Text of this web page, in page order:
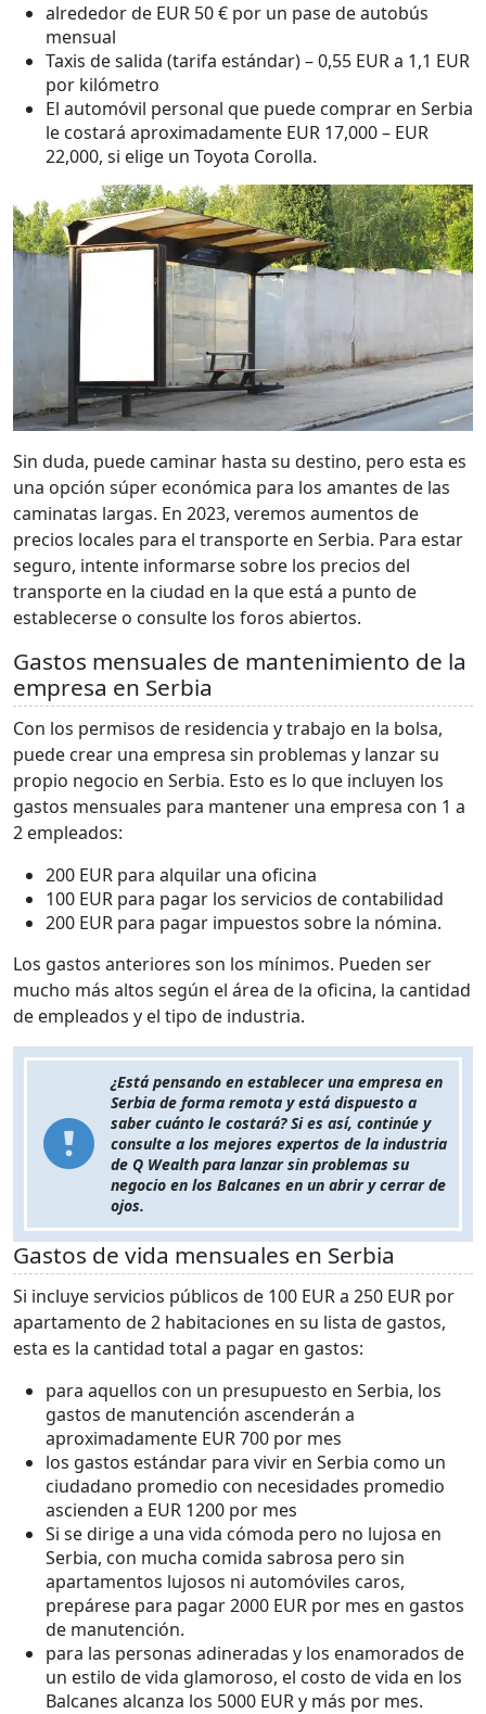
alrededor de EUR 50 € por un pase de autobús
mensual
Taxis de salida (tarifa estándar) – 0,55 EUR a 1,1 EUR
por kilómetro
El automóvil personal que puede comprar en Serbia
le costará aproximadamente EUR 17,000 – EUR
22,000, si elige un Toyota Corolla.
Sin duda, puede caminar hasta su destino, pero esta es
una opción súper económica para los amantes de las
caminatas largas. En 2023, veremos aumentos de
precios locales para el transporte en Serbia. Para estar
seguro, intente informarse sobre los precios del
transporte en la ciudad en la que está a punto de
establecerse o consulte los foros abiertos.
Gastos mensuales de mantenimiento de la
empresa en Serbia
Con los permisos de residencia y trabajo en la bolsa,
puede crear una empresa sin problemas y lanzar su
propio negocio en Serbia. Esto es lo que incluyen los
gastos mensuales para mantener una empresa con 1 a
2 empleados:
200 EUR para alquilar una oficina
100 EUR para pagar los servicios de contabilidad
200 EUR para pagar impuestos sobre la nómina.
Los gastos anteriores son los mínimos. Pueden ser
mucho más altos según el área de la oficina, la cantidad
de empleados y el tipo de industria.
¿Está pensando en establecer una empresa en
Serbia de forma remota y está dispuesto a
saber cuánto le costará? Si es así, continúe y
consulte a los mejores expertos de la industria
de Q Wealth para lanzar sin problemas su
negocio en los Balcanes en un abrir y cerrar de
ojos.
Gastos de vida mensuales en Serbia
Si incluye servicios públicos de 100 EUR a 250 EUR por
apartamento de 2 habitaciones en su lista de gastos,
esta es la cantidad total a pagar en gastos:
para aquellos con un presupuesto en Serbia, los
gastos de manutención ascenderán a
aproximadamente EUR 700 por mes
los gastos estándar para vivir en Serbia como un
ciudadano promedio con necesidades promedio
ascienden a EUR 1200 por mes
Si se dirige a una vida cómoda pero no lujosa en
Serbia, con mucha comida sabrosa pero sin
apartamentos lujosos ni automóviles caros,
prepárese para pagar 2000 EUR por mes en gastos
de manutención.
para las personas adineradas y los enamorados de
un estilo de vida glamoroso, el costo de vida en los
Balcanes alcanza los 5000 EUR y más por mes.